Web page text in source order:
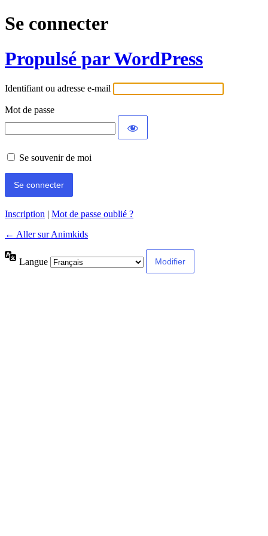
Se connecter
Propulsé par WordPress
Identifiant ou adresse e-mail
Mot de passe
Se souvenir de moi
Inscription | Mot de passe oublié ?
← Aller sur Animkids
Langue